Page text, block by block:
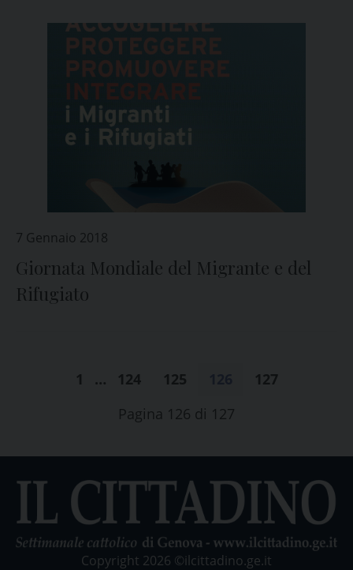
7 Gennaio 2018
Giornata Mondiale del Migrante e del
Rifugiato
1 … 124 125
127
Pagina 126 di 127
Copyright 2026 ©ilcittadino.ge.it